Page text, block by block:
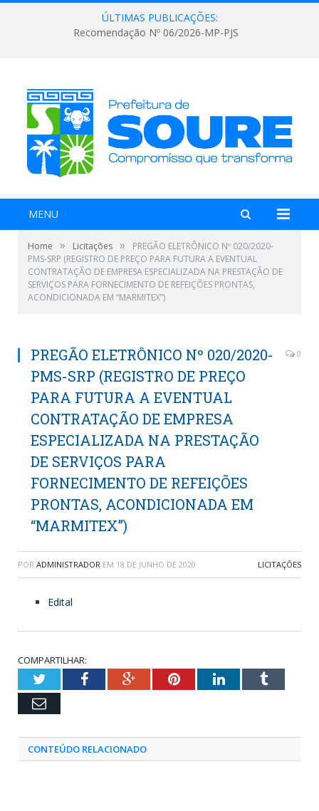
ÚLTIMAS PUBLICAÇÕES:
Recomendação Nº 06/2026-MP-PJS
MENU
Home » Licitações »
PREGÃO ELETRÔNICO Nº 020/2020-
PMS-SRP (REGISTRO DE PREÇO PARA FUTURA A EVENTUAL
CONTRATAÇÃO DE EMPRESA ESPECIALIZADA NA PRESTAÇÃO DE
SERVIÇOS PARA FORNECIMENTO DE REFEIÇÕES PRONTAS,
ACONDICIONADA EM “MARMITEX”)
PREGÃO ELETRÔNICO Nº 020/2020-
PMS-SRP (REGISTRO DE PREÇO
PARA FUTURA A EVENTUAL
CONTRATAÇÃO DE EMPRESA
ESPECIALIZADA NA PRESTAÇÃO
DE SERVIÇOS PARA
FORNECIMENTO DE REFEIÇÕES
PRONTAS, ACONDICIONADA EM
“MARMITEX”)
0
POR ADMINISTRADOR EM 18 DE JUNHO DE 2020 LICITAÇÕES
Edital
COMPARTILHAR:
TwitterFacebookGoogle+PinterestLinkedInTumblr
Email
CONTEÚDO RELACIONADO